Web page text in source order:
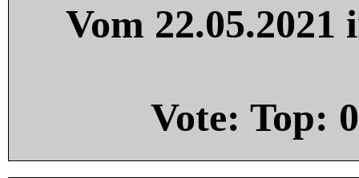
Vom
Vote: Top: 0